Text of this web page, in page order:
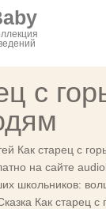
с
Как старец с
на сайте
школьников:
Как старец